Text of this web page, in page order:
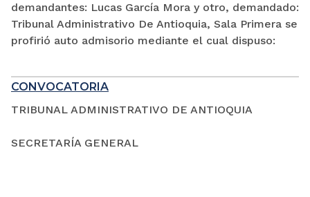
demandantes: Lucas García Mora y otro, demandado:
Tribunal Administrativo De Antioquia, Sala Primera se
profirió auto admisorio mediante el cual dispuso:
CONVOCATORIA
TRIBUNAL ADMINISTRATIVO DE ANTIOQUIA
SECRETARÍA GENERAL